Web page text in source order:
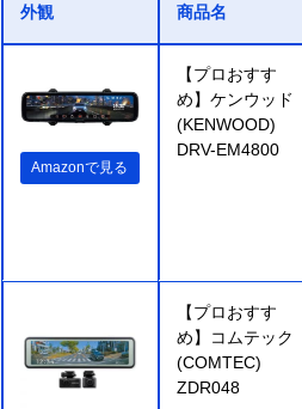
外観 商品名
Amazonで見る
【プロおすす
め】ケンウッド
(KENWOOD)
DRV-EM4800
【プロおすす
め】コムテック
(COMTEC)
ZDR048